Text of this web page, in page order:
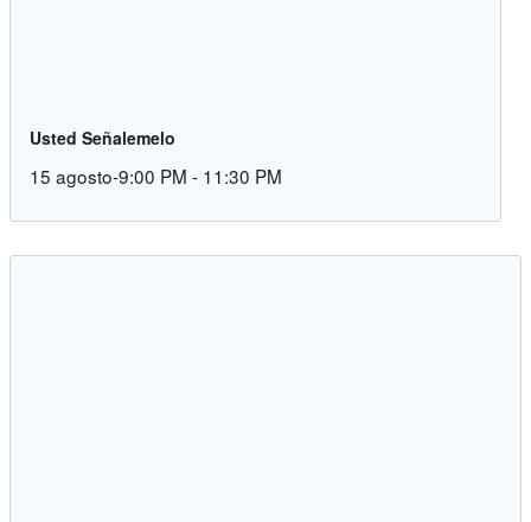
Usted Señalemelo
15 agosto-9:00 PM - 11:30 PM